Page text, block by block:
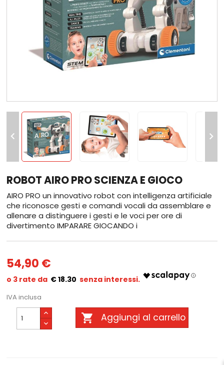
 
ROBOT AIRO PRO SCIENZA E GIOCO
AIRO PRO un innovativo robot con intelligenza artificiale
che riconosce gesti e comandi vocali da assemblare e
allenare a distinguere i gesti e le voci per ore di
divertimento IMPARARE GIOCANDO i
54,90 €
€ 18.30
IVA inclusa
 Aggiungi al carrello